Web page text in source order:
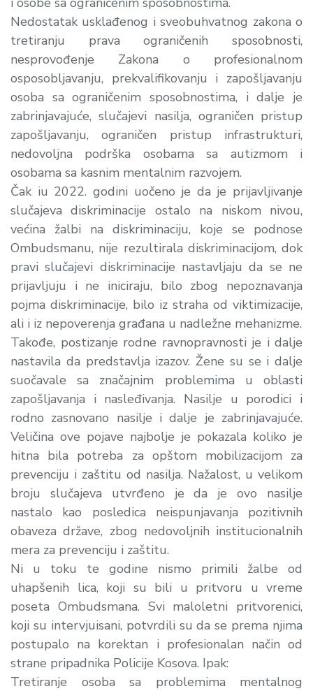
Nedostatak usklađenog i sveobuhvatnog zakona o
tretiranju prava ograničenih sposobnosti,
nesprovođenje Zakona o profesionalnom
osposobljavanju, prekvalifikovanju i zapošljavanju
osoba sa ograničenim sposobnostima, i dalje je
zabrinjavajuće, slučajevi nasilja, ograničen pristup
zapošljavanju, ograničen pristup infrastrukturi,
nedovoljna podrška osobama sa autizmom i
osobama sa kasnim mentalnim razvojem.
Čak iu 2022. godini uočeno je da je prijavljivanje
slučajeva diskriminacije ostalo na niskom nivou,
većina žalbi na diskriminaciju, koje se podnose
Ombudsmanu, nije rezultirala diskriminacijom, dok
pravi slučajevi diskriminacije nastavljaju da se ne
prijavljuju i ne iniciraju, bilo zbog nepoznavanja
pojma diskriminacije, bilo iz straha od viktimizacije,
ali i iz nepoverenja građana u nadležne mehanizme.
Takođe, postizanje rodne ravnopravnosti je i dalje
nastavila da predstavlja izazov. Žene su se i dalje
suočavale sa značajnim problemima u oblasti
zapošljavanja i nasleđivanja. Nasilje u porodici i
rodno zasnovano nasilje i dalje je zabrinjavajuće.
Veličina ove pojave najbolje je pokazala koliko je
hitna bila potreba za opštom mobilizacijom za
prevenciju i zaštitu od nasilja. Nažalost, u velikom
broju slučajeva utvrđeno je da je ovo nasilje
nastalo kao posledica neispunjavanja pozitivnih
obaveza države, zbog nedovoljnih institucionalnih
mera za prevenciju i zaštitu.
Ni u toku te godine nismo primili žalbe od
uhapšenih lica, koji su bili u pritvoru u vreme
poseta Ombudsmana. Svi maloletni pritvorenici,
koji su intervjuisani, potvrdili su da se prema njima
postupalo na korektan i profesionalan način od
strane pripadnika Policije Kosova. Ipak:
Tretiranje osoba sa problemima mentalnog